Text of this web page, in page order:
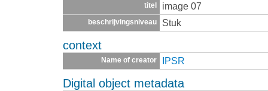
titel image 07
beschrijvingsniveau Stuk
context
Name of creator IPSR
Digital object metadata